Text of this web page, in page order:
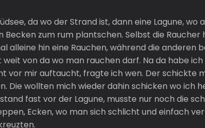
da wo der Strand ist, dann eine Lagune, wo
zum rum plantschen. Selbst die
alleine hin eine Rauchen, während die anderen
von da wo man rauchen darf. Na da habe
vor mir auftaucht, fragte ich wen. Der schickte
Die wollten mich wieder dahin schicken wo ich
fast vor der Lagune, musste nur noch die
Ecken, wo man sich schlicht und einfach